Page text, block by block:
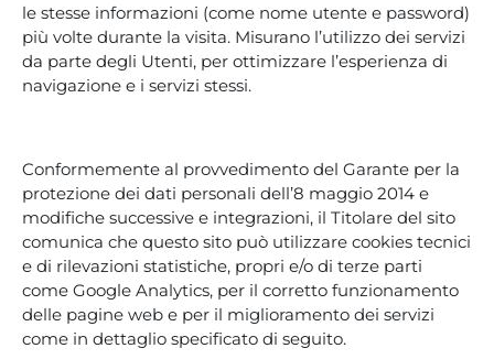
le stesse informazioni (come nome utente e password)
più volte durante la visita. Misurano l’utilizzo dei servizi
da parte degli Utenti, per ottimizzare l’esperienza di
navigazione e i servizi stessi.
Conformemente al provvedimento del Garante per la
protezione dei dati personali dell’8 maggio 2014 e
modifiche successive e integrazioni, il Titolare del sito
comunica che questo sito può utilizzare cookies tecnici
e di rilevazioni statistiche, propri e/o di terze parti
come Google Analytics, per il corretto funzionamento
delle pagine web e per il miglioramento dei servizi
come in dettaglio specificato di seguito.